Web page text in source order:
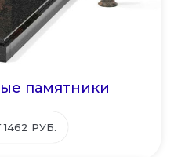
памятники
1462 РУБ.